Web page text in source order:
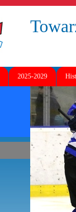
2025-2029